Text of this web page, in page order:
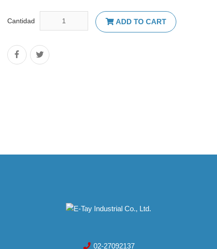
Cantidad ADD TO CART
02-27092137